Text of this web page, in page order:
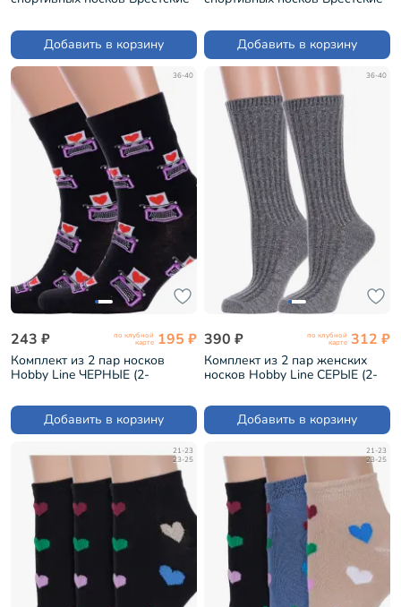
МЕЛАНЖ (2-23С1155)
Добавить в корзину
РОЗОВЫЕ МЕЛАНЖ (2-
23С1155)Добавить в корзину
36-40
243 ₽ по клубной
карте 195 ₽
Комплект из 2 пар носков
Hobby Line ЧЕРНЫЕ (2-
Добавить в корзину
36-40
390 ₽ по клубной
карте 312 ₽
Комплект из 2 пар женских
носков Hobby Line СЕРЫЕ (2-
Добавить в корзину
21-23
23-25
21-23
23-25